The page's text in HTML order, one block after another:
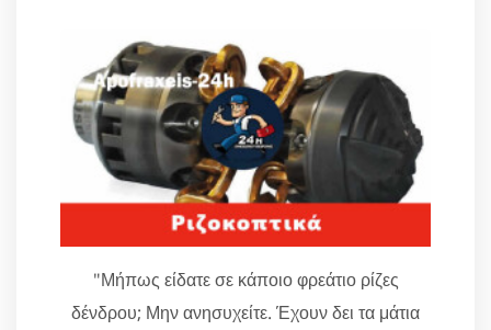
"Μήπως είδατε σε κάποιο φρεάτιο ρίζες
δένδρου; Μην ανησυχείτε. Έχουν δει τα μάτια